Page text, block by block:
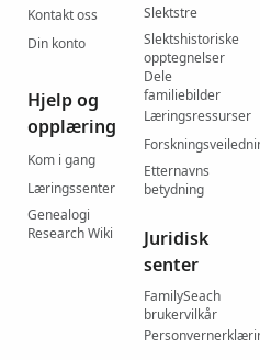
Kontakt oss
Din konto
Hjelp og
opplæring
Kom i gang
Læringssenter
Genealogi
Research Wiki
Slektstre
Slektshistoriske
opptegnelser
Dele
familiebilder
Læringsressurser
Etternavns
betydning
Juridisk
senter
FamilySeach
brukervilkår